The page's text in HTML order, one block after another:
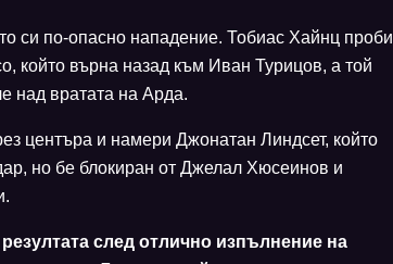
си по-опасно нападение. Тобиас Хайнц проби
който върна назад към Иван Турицов, а той
над вратата на Арда.
центъра и намери Джонатан Линдсет, който
но бе блокиран от Джелал Хюсеинов и
след отлично изпълнение на